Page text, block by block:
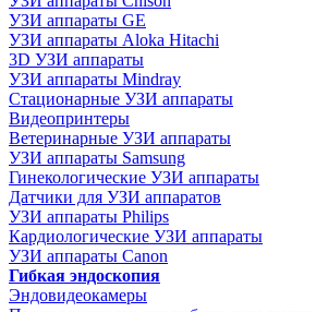
УЗИ аппараты GE
УЗИ аппараты Aloka Hitachi
3D УЗИ аппараты
УЗИ аппараты Mindray
Стационарные УЗИ аппараты
Видеопринтеры
Ветеринарные УЗИ аппараты
УЗИ аппараты Samsung
Гинекологические УЗИ аппараты
Датчики для УЗИ аппаратов
УЗИ аппараты Philips
Кардиологические УЗИ аппараты
УЗИ аппараты Canon
Гибкая эндоскопия
Эндовидеокамеры